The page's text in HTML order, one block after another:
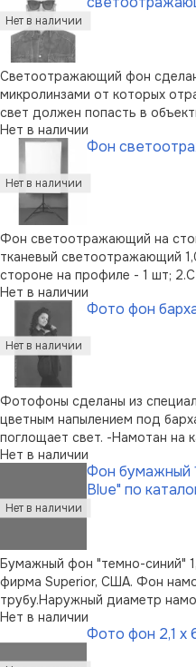
10 х 10 см.Вес фона без упа …
Светоотражающий фон
микролинзами от которых
свет должен попасть в
света, импульсный или
оптической оси объектива.
кольцевой осветитель, та …
Нет в наличии
Фон
Фон светоотражающий на стойке.
тканевый светоотражающий
стороне на профиле - 1 шт; 2.Стойка телескопическая,
максимальная высота 2,4 м - 1 шт; 3.Зажим 1 м -
4.Крепление центральное
Нет в наличии
Фото фон
Фотофоны сделаны из
цветным напылением под
поглощает свет. -Намотан на
Нет в наличии
Фон бумажный
Blue" по
Бумажный фон "темно-синий"
фирма Superior, США. Фон
трубу.Наружный диаметр
картонной трубы 53 мм.
Нет в наличии
Фото фон 2,1 х